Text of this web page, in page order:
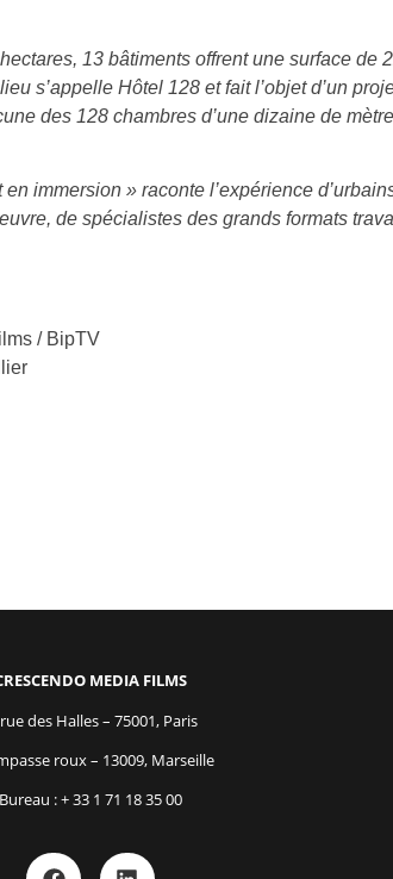
13 bâtiments offrent une surface de
s’appelle Hôtel 128 et fait l’objet d’un
des 128 chambres d’une dizaine de
immersion » raconte l’expérience
de spécialistes des grands formats
/ BipTV
MEDIA FILMS
des Halles – 75001, Paris
roux – 13009, Marseille
Bureau : + 33 1 71 18 35 00